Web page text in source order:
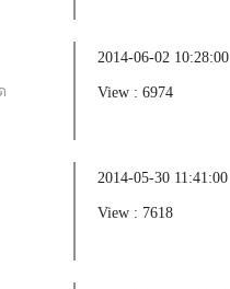
2014-06-02 10:28:00
View : 6974
2014-05-30 11:41:00
View : 7618